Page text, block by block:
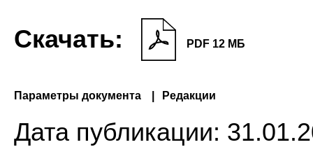
Скачать: PDF 12 МБ
Параметры документа Редакции
Дата публикации: